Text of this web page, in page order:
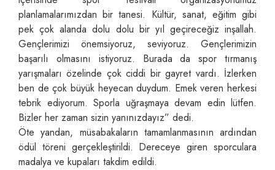
planlamalarımızdan bir tanesi. Kültür, sanat, eğitim gibi
pek çok alanda dolu dolu bir yıl geçireceğiz inşallah.
Gençlerimizi önemsiyoruz, seviyoruz. Gençlerimizin
başarılı olmasını istiyoruz. Burada da spor tırmanış
yarışmaları özelinde çok ciddi bir gayret vardı. İzlerken
ben de çok büyük heyecan duydum. Emek veren herkesi
tebrik ediyorum. Sporla uğraşmaya devam edin lütfen.
Bizler her zaman sizin yanınızdayız” dedi.
Öte yandan, müsabakaların tamamlanmasının ardından
ödül töreni gerçekleştirildi. Dereceye giren sporculara
madalya ve kupaları takdim edildi.